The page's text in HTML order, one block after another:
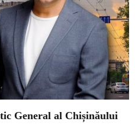
General al Chișinăului